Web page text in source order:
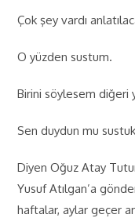
Çok şey vardı
O yüzden sustum.
Birini söylesem diğeri
Sen duydun mu
Diyen Oğuz Atay
Yusuf Atılgan’a
haftalar, aylar geçer